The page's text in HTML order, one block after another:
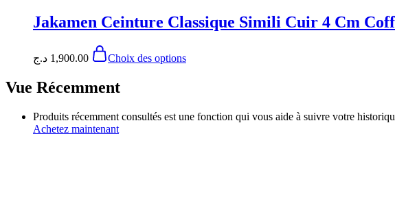
Jakamen Ceinture Classique Simili Cuir 4 Cm
1,900.00 د.ج Choix des options
Vue Récemment
Produits récemment consultés est une fonction qui vous aide à suivre votre
Achetez maintenant